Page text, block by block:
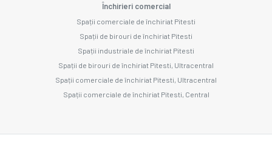
Închirieri comercial
Spații comerciale de închiriat Pitesti
Spații de birouri de închiriat Pitesti
Spații industriale de închiriat Pitesti
Spații de birouri de închiriat Pitesti, Ultracentral
Spații comerciale de închiriat Pitesti, Ultracentral
Spații comerciale de închiriat Pitesti, Central